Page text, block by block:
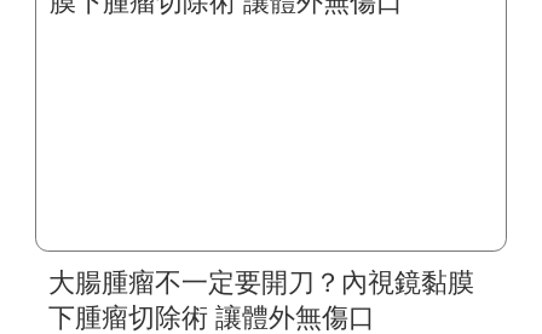
大腸腫瘤不一定要開刀？內視鏡黏膜
下腫瘤切除術 讓體外無傷口